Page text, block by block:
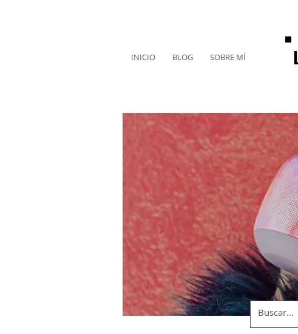
INICIO BLOG SOBRE MÍ